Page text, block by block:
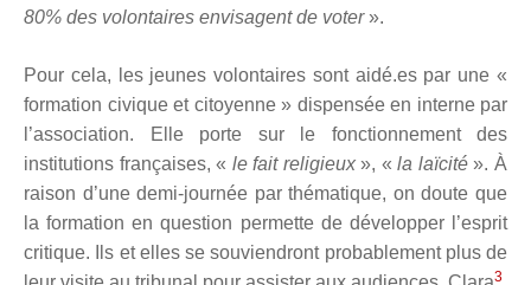
80% des volontaires envisagent de voter».
Pour cela, les jeunes volontaires sont aidé.es par une «
formation civique et citoyenne » dispensée en interne par
l’association. Elle porte sur le fonctionnement des
institutions françaises, « le fait religieux», « la laïcité». À
raison d’une demi-journée par thématique, on doute que
la formation en question permette de développer l’esprit
critique. Ils et elles se souviendront probablement plus de
3